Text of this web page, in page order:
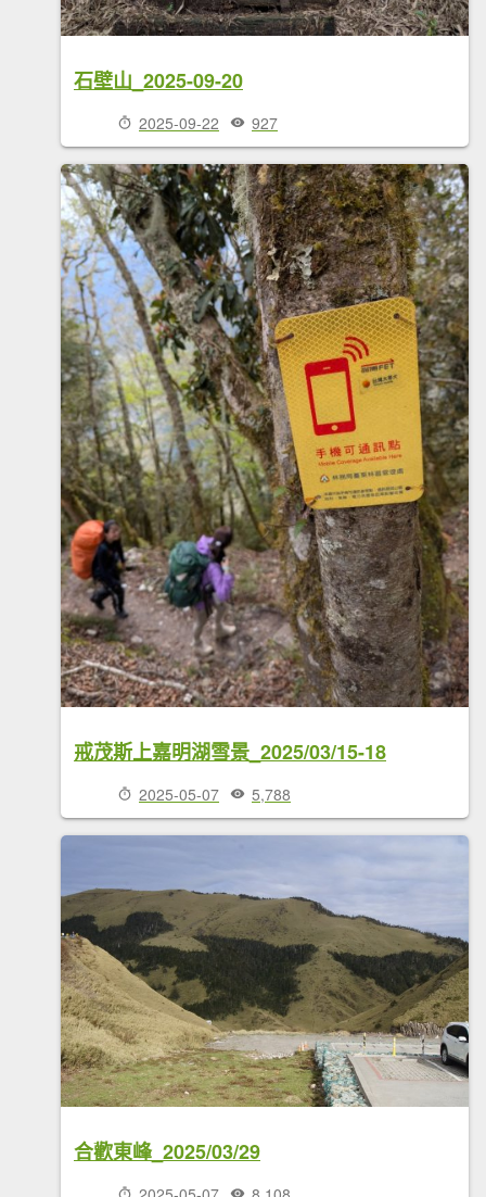
石壁山_2025-09-20
2025-09-22 927
戒茂斯上嘉明湖雪景_2025/03/15-18
2025-05-07 5,788
合歡東峰_2025/03/29